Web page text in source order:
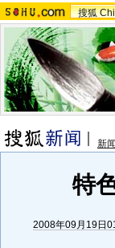
搜狐
新
特
2008年09月19日